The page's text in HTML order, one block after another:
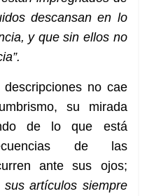
descansan en lo
y que sin ellos no
no cae
su mirada
de lo que está
de las
ante sus ojos;
sus artículos siempre